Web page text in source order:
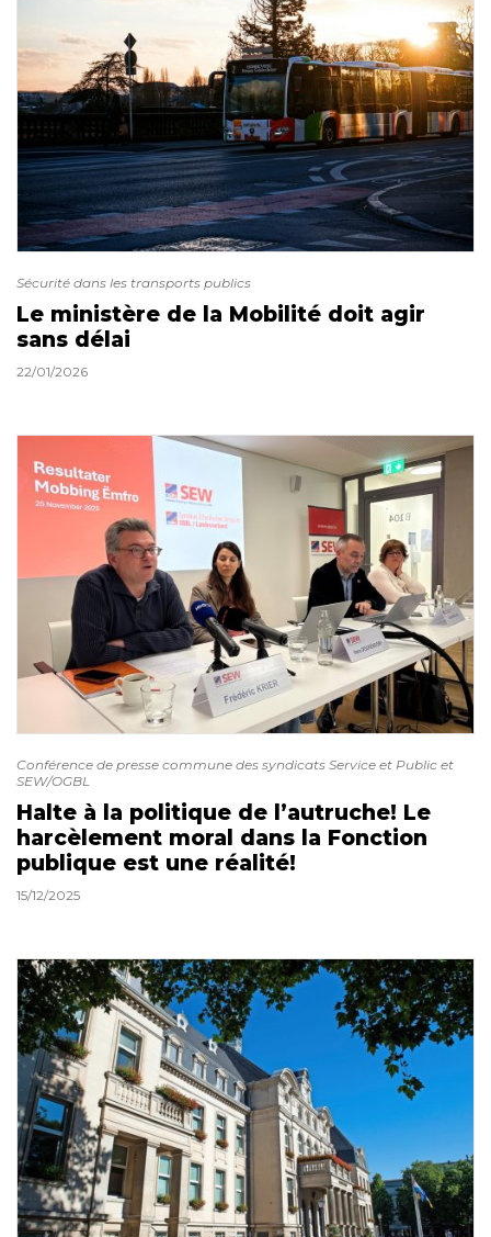
Sécurité dans les transports publics
Le ministère de la Mobilité doit agir
sans délai
22/01/2026
Conférence de presse commune des syndicats Service et Public et
SEW/OGBL
Halte à la politique de l’autruche! Le
harcèlement moral dans la Fonction
publique est une réalité!
15/12/2025